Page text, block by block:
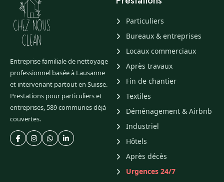
Entreprise familiale de nettoyage
professionnel basée à Lausanne
et intervenant partout en Suisse.
Prestations pour particuliers et
entreprises, 589 communes déjà
couvertes.
Particuliers
Bureaux & entreprises
Locaux commerciaux
Après travaux
Fin de chantier
Textiles
Déménagement & Airbnb
Industriel
Hôtels
Après décès
Urgences 24/7